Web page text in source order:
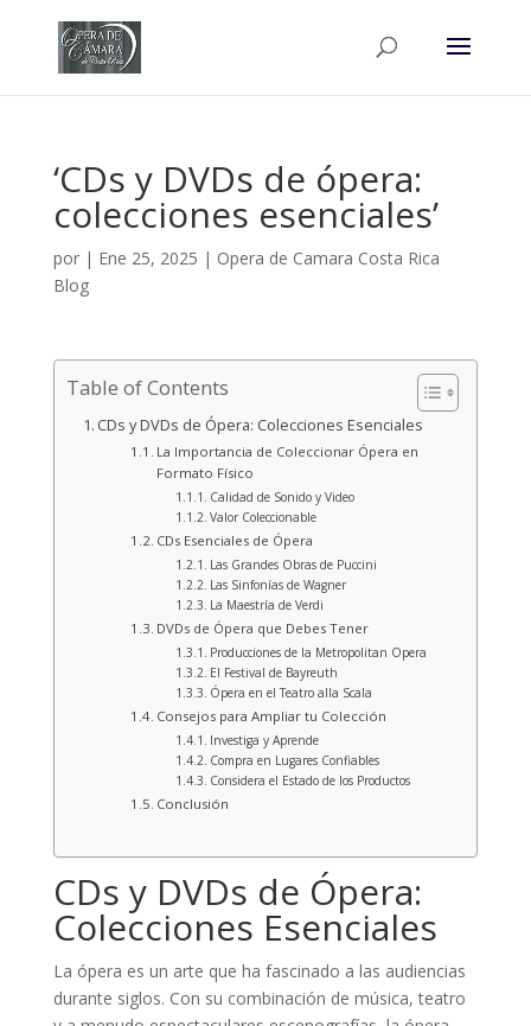
‘CDs y DVDs de ópera:
colecciones esenciales’
por | Ene 25, 2025 | Opera de Camara Costa Rica
Blog
Table of Contents
CDs y DVDs de Ópera: Colecciones Esenciales
La Importancia de Coleccionar Ópera en
Formato Físico
Calidad de Sonido y Video
Valor Coleccionable
CDs Esenciales de Ópera
Las Grandes Obras de Puccini
Las Sinfonías de Wagner
La Maestría de Verdi
DVDs de Ópera que Debes Tener
Producciones de la Metropolitan Opera
El Festival de Bayreuth
Ópera en el Teatro alla Scala
Consejos para Ampliar tu Colección
Investiga y Aprende
Compra en Lugares Confiables
Considera el Estado de los Productos
Conclusión
CDs y DVDs de Ópera:
Colecciones Esenciales
La ópera es un arte que ha fascinado a las audiencias
durante siglos. Con su combinación de música, teatro